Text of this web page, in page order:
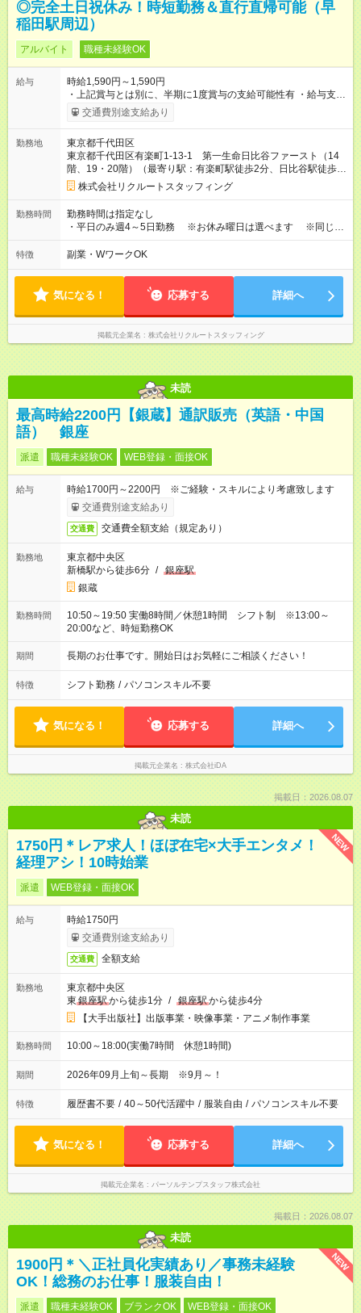
◎完全土日祝休み！時短勤務＆直行直帰可能（早
稲田駅周辺）
アルバイト 職種未経験OK
給与
時給1,590円～1,590円
・上記賞与とは別に、半期に1度賞与の支給可能性有 ・給与支給
日：月末〆、翌月22日支払い（休日の場合前営業日） 【勤務
例】 ・週4日 9:00～17:00（実働7時間/週28時間） ↑平日1日
時間） ・週5日 9:00～15:30（実働5.5時間/週27.5時間） ・週5
日 9:30～16:00（実働5.5時間/週27.5時間） ↑保育園のお迎
えにも間に合う★ ・扶養枠内勤務不可 ・兼業可能（規定有） └
同業他社、1日8時間以上・2社で週40時間以上のご契約不可 └勤
務実績がなかったとしても雇用契約を締結している会社がある
場合、兼業にあたります（休職中、有給消化期間中等） 【試用
期間】試用期間なし
交通費別途支給あり
勤務地
東京都千代田区
東京都千代田区有楽町1-13-1 第一生命日比谷ファースト（14
階、19・20階）（最寄り駅：有楽町駅徒歩2分、日比谷駅徒歩1
分）株式会社リクルートスタッフィング
勤務時間
勤務時間は指定なし
・平日のみ週4～5日勤務 ※お休み曜日は選べます ※同じ週
内で振り替えも可能です ・9:00～17:30の間で1日実働6～7時間
（週5日の場合は実働5～5.5時間） ・残業5～10時間程度/月 ※繁
特徴 副業・WワークOK
気になる！ 応募する 詳細へ
掲載元企業名 株式会社リクルートスタッフィング
未読
最高時給2200円【銀蔵】通訳販売（英語・中国
語） 銀座
派遣 職種未経験OK WEB登録・面接OK
給与
時給1700円～2200円 ※ご経験・スキルにより考慮致します
交通費別途支給あり
交通費 交通費全額支給（規定あり）
勤務地
東京都中央区
新橋駅から徒歩6分 / 銀座駅
銀蔵
勤務時間
10:50～19:50 実働8時間／休憩1時間 シフト制 ※13:00～
20:00など、時短勤務OK
期間 長期のお仕事です。開始日はお気軽にご相談ください！
特徴 シフト勤務 / パソコンスキル不要
気になる！ 応募する 詳細へ
掲載元企業名 株式会社iDA
掲載日：2026.08.07
未読
NEW
1750円＊レア求人！ほぼ在宅×大手エンタメ！
経理アシ！10時始業
派遣 WEB登録・面接OK
給与
時給1750円
交通費別途支給あり
交通費 全額支給
勤務地
東京都中央区
東 銀座駅から徒歩1分 / 銀座駅から徒歩4分
【大手出版社】出版事業・映像事業・アニメ制作事業
勤務時間 10:00～18:00(実働7時間 休憩1時間)
期間 2026年09月上旬～長期 ※9月～！
特徴 履歴書不要 / 40～50代活躍中 / 服装自由 / パソコンスキル不要
気になる！ 応募する 詳細へ
掲載元企業名 パーソルテンプスタッフ株式会社
掲載日：2026.08.07
未読
NEW
1900円＊＼正社員化実績あり／事務未経験
OK！総務のお仕事！服装自由！
派遣 職種未経験OK ブランクOK WEB登録・面接OK